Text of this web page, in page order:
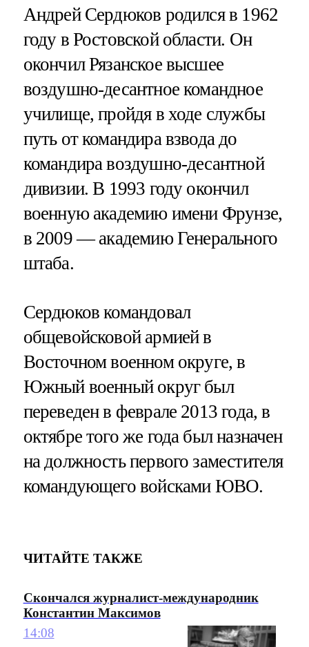
Андрей Сердюков родился в 1962
году в Ростовской области. Он
окончил Рязанское высшее
воздушно-десантное командное
училище, пройдя в ходе службы
путь от командира взвода до
командира воздушно-десантной
дивизии. В 1993 году окончил
военную академию имени Фрунзе,
в 2009 — академию Генерального
штаба.
Сердюков командовал
общевойсковой армией в
Восточном военном округе, в
Южный военный округ был
переведен в феврале 2013 года, в
октябре того же года был назначен
на должность первого заместителя
командующего войсками ЮВО.
ЧИТАЙТЕ ТАКЖЕ
Скончался журналист-международник
Константин Максимов
14:08